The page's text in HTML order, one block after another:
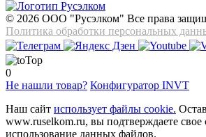
© 2026 ООО "Русэлком" Все права
Политика обработки персональных
0
Не нашли товар? Конфигуратор INVT
Наш сайт использует файлы cookie.
www.ruselkom.ru, вы подтверждаете свое
использование данных файлов.